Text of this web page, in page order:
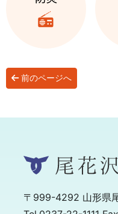
前のページへ
〒999-4292 山形県